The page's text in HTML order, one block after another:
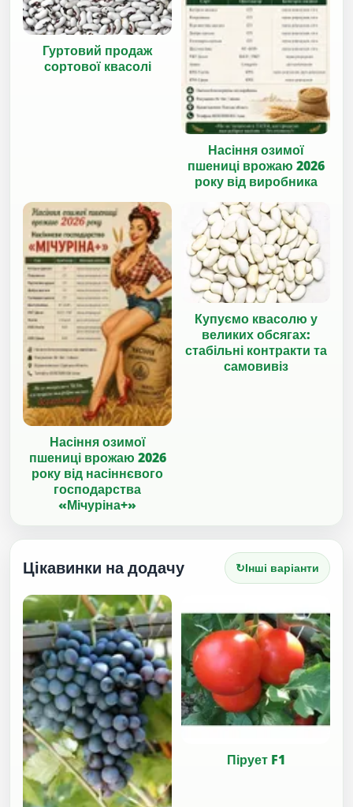
Гуртовий продаж
сортової квасолі
Насіння озимої
пшениці врожаю 2026
року від виробника
Насіння озимої
пшениці врожаю 2026
року від насіннєвого
господарства
«Мічуріна+»
Купуємо квасолю у
великих обсягах:
стабільні контракти та
самовивіз
Цікавинки на додачу ↻Інші варіанти
Пірует F1